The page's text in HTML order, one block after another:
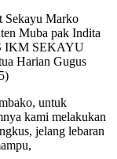
Sekayu Marko
Muba pak Indita
IKM SEKAYU
Harian Gugus
untuk
kami melakukan
jelang lebaran